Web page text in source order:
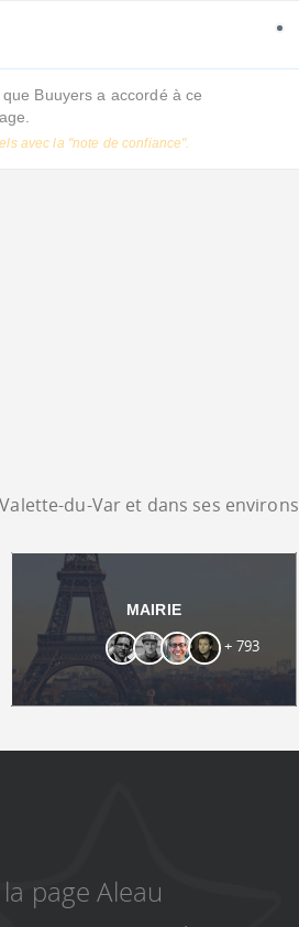
Buuyers a accordé à ce
avec la "note de confiance".
du-Var et dans ses environs
MAIRIE
+ 793
page Aleau